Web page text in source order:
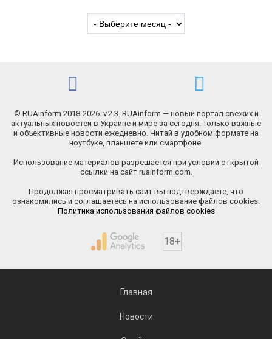
© RUAinform 2018-2026. v.2.3. RUAinform — новый портал свежих и
актуальных новостей в Украине и мире за сегодня. Только важные
и объективные новости ежедневно. Читай в удобном формате на
ноутбуке, планшете или смартфоне.
Использование материалов разрешается при условии открытой
ссылки на сайт ruainform.com.
Продолжая просматривать сайт вы подтверждаете, что
ознакомились и соглашаетесь на использование файлов cookies.
Политика использования файлов cookies
18+
Главная
Новости